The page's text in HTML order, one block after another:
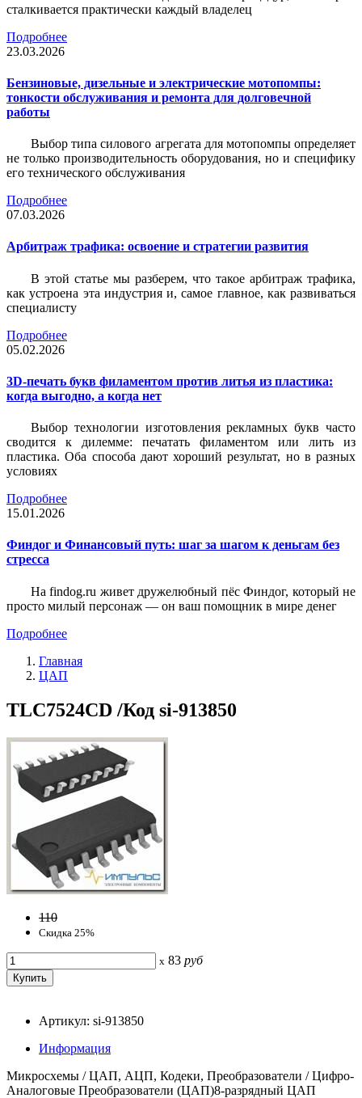
сталкивается практически каждый владелец
Подробнее
23.03.2026
Бензиновые, дизельные и электрические мотопомпы:
тонкости обслуживания и ремонта для долговечной
работы
Выбор типа силового агрегата для мотопомпы определяет
не только производительность оборудования, но и специфику
его технического обслуживания
Подробнее
07.03.2026
Арбитраж трафика: освоение и стратегии развития
В этой статье мы разберем, что такое арбитраж трафика,
как устроена эта индустрия и, самое главное, как развиваться
специалисту
Подробнее
05.02.2026
3D-печать букв филаментом против литья из пластика:
когда выгодно, а когда нет
Выбор технологии изготовления рекламных букв часто
сводится к дилемме: печатать филаментом или лить из
пластика. Оба способа дают хороший результат, но в разных
условиях
Подробнее
15.01.2026
Финдог и Финансовый путь: шаг за шагом к деньгам без
стресса
На findog.ru живет дружелюбный пёс Финдог, который не
просто милый персонаж — он ваш помощник в мире денег
Подробнее
Главная
ЦАП
TLC7524CD /Код si-913850
110
Скидка 25%
x 83 руб
Артикул: si-913850
Информация
Микросхемы / ЦАП, АЦП, Кодеки, Преобразователи / Цифро-
Аналоговые Преобразователи (ЦАП)8-разрядный ЦАП